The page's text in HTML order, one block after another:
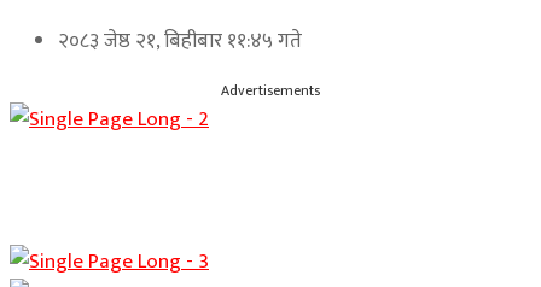
२०८३ जेष्ठ २१, बिहीबार ११:४५ गते
Advertisements